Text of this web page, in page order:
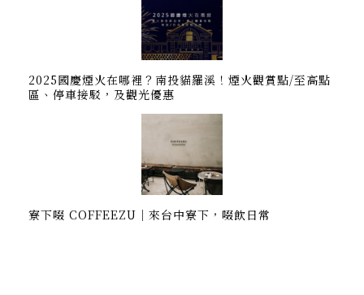
2025國慶煙火在哪裡？南投貓羅溪！煙火觀賞點/至高點
區、停車接駁，及觀光優惠
寮下啜 COFFEEZU｜來台中寮下，啜飲日常